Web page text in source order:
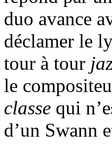
duo avance
déclamer le
tour à tour
le
classe qui
d’un Swann